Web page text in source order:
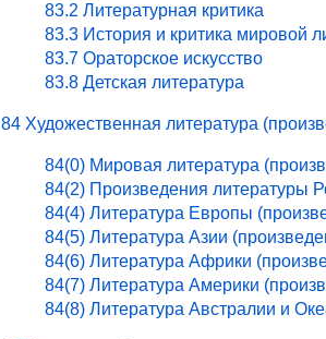
83.2 Литературная критика
83.3 История и критика мировой
83.7 Ораторское искусство
83.8 Детская литература
84 Художественная литература
84(0) Мировая литература
84(2) Произведения литературы
84(4) Литература Европы
84(5) Литература Азии
84(6) Литература Африки
84(7) Литература Америки
84(8) Литература Австралии и